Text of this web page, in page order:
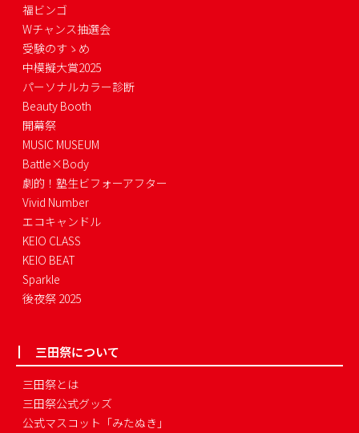
福ビンゴ
Wチャンス抽選会
受験のすゝめ
中模擬大賞2025
パーソナルカラー診断
Beauty Booth
開幕祭
MUSIC MUSEUM
Battle×Body
劇的！塾生ビフォーアフター
Vivid Number
エコキャンドル
KEIO CLASS
KEIO BEAT
Sparkle
後夜祭 2025
三田祭について
三田祭とは
三田祭公式グッズ
公式マスコット「みたぬき」